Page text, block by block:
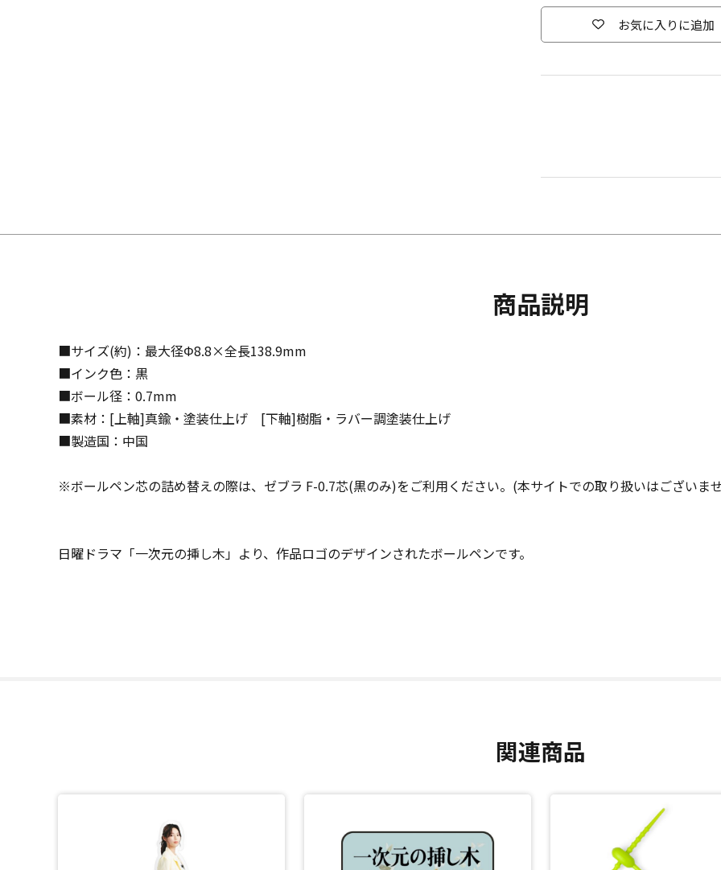
お気に入りに追加
商品説明
■サイズ(約)：最大径Φ8.8×全長138.9mm
■インク色：黒
■ボール径：0.7mm
■素材：[上軸]真鍮・塗装仕上げ [下軸]樹脂・ラバー調塗装仕上げ
■製造国：中国
※ボールペン芯の詰め替えの際は、ゼブラ F-0.7芯(黒のみ)をご利用ください。(本サイトでの取り扱いはございま
日曜ドラマ「一次元の挿し木」より、作品ロゴのデザインされたボールペンです。
関連商品